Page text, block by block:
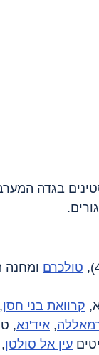
בגדה
טולכרם ומחנה
קרוואת בני חסן,
, איד'נא,
עין אל סולטן,